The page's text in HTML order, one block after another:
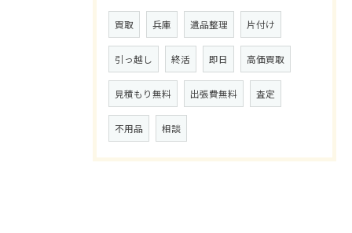
買取 兵庫 遺品整理 片付け
引っ越し 終活 即日 高価買取
見積もり無料 出張費無料 査定
不用品 相談